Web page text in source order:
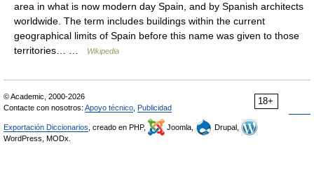
area in what is now modern day Spain, and by Spanish architects
worldwide. The term includes buildings within the current
geographical limits of Spain before this name was given to those
territories… …
Wikipedia
18+
© Academic, 2000-2026
Contacte con nosotros: Apoyo técnico Publicidad
Exportación Diccionarios , creado en PHP, Joomla,
Drupal,
WordPress, MODx.